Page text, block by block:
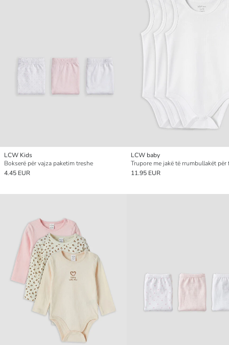
LCW Kids
Bokserë për vajza paketim treshe
4.45 EUR
LCW baby
11.95 EUR